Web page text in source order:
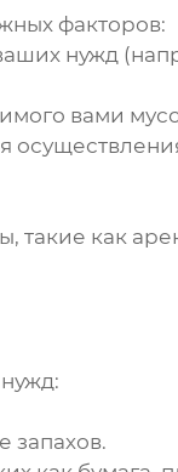
факторов:
нужд
вами
такие как
запахов.